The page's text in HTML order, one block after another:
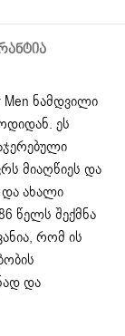
Men ნამდვილი
ეს
მიაღწიეს და
და ახალი
წელს შექმნა
რომ ის
და